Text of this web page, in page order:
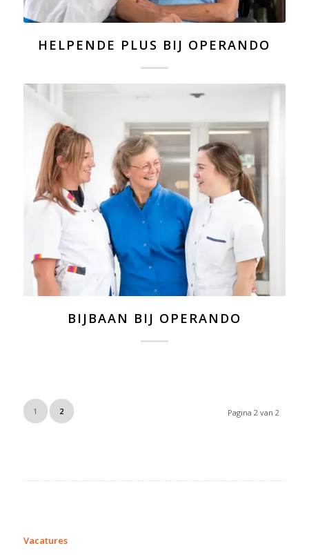
HELPENDE PLUS BIJ OPERANDO
BIJBAAN BIJ OPERANDO
Pagina 2 van 2
1 2
Vacatures